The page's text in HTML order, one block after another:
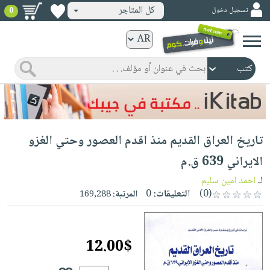
ورقية
المواضيع
صدر
حديثاً
الأكثر
مبيعاً
جوائز
شحن
مخفض
عروض
خاصة
صفحات
مشوقة
كتب
الكترونية
الرئيسية
صدر
حديثاً
الأكثر
مبيعاً
كتب
مجانية
كتب
صوتية
الصفحة
الرئيسية
masmu3
حدود
أطفال
وناشئة
الصفحةوسائل
تسجيل دخول كل المتاجر 0
تاريخ العراق القديم منذ اقدم العصور وحتي الغزو
الايراني 639 ق.م
لـاحمد امين سليم
(0)
التعليقات:0 المرتبة:169,288
12.00$